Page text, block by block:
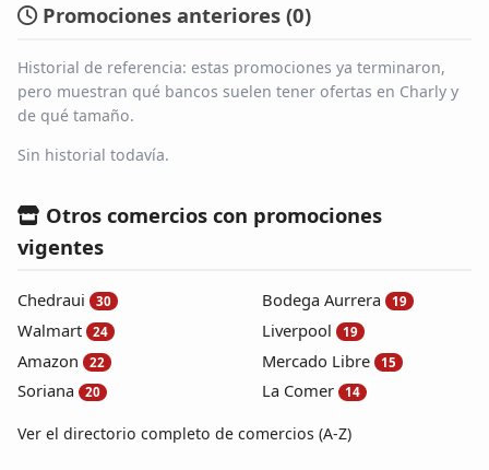
Promociones anteriores (0)
Historial de referencia: estas promociones ya terminaron,
pero muestran qué bancos suelen tener ofertas en Charly y
de qué tamaño.
Sin historial todavía.
Otros comercios con promociones
vigentes
Chedraui 30
Walmart 24
Amazon 22
Soriana 20
Bodega Aurrera 19
Liverpool 19
Mercado Libre 15
La Comer 14
Ver el directorio completo de comercios (A-Z)